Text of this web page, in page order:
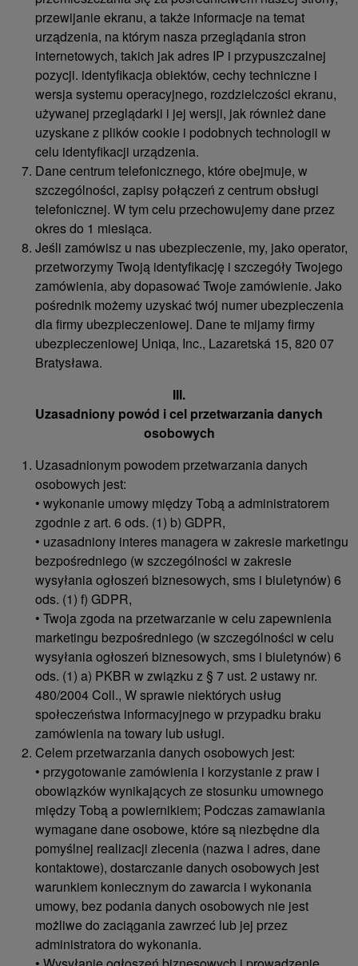
przewijanie ekranu, a także informacje na temat
urządzenia, na którym nasza przeglądania stron
internetowych, takich jak adres IP i przypuszczalnej
pozycji. identyfikacja obiektów, cechy techniczne i
wersja systemu operacyjnego, rozdzielczości ekranu,
używanej przeglądarki i jej wersji, jak również dane
uzyskane z plików cookie i podobnych technologii w
celu identyfikacji urządzenia.
Dane centrum telefonicznego, które obejmuje, w
szczególności, zapisy połączeń z centrum obsługi
telefonicznej. W tym celu przechowujemy dane przez
okres do 1 miesiąca.
Jeśli zamówisz u nas ubezpieczenie, my, jako operator,
przetworzymy Twoją identyfikację i szczegóły Twojego
zamówienia, aby dopasować Twoje zamówienie. Jako
pośrednik możemy uzyskać twój numer ubezpieczenia
dla firmy ubezpieczeniowej. Dane te mijamy firmy
ubezpieczeniowej Uniqa, Inc., Lazaretská 15, 820 07
Bratysława.
III.
Uzasadniony powód i cel przetwarzania danych
osobowych
Uzasadnionym powodem przetwarzania danych
osobowych jest:
• wykonanie umowy między Tobą a administratorem
zgodnie z art. 6 ods. (1) b) GDPR,
• uzasadniony interes managera w zakresie marketingu
bezpośredniego (w szczególności w zakresie
wysyłania ogłoszeń biznesowych, sms i biuletynów) 6
ods. (1) f) GDPR,
• Twoja zgoda na przetwarzanie w celu zapewnienia
marketingu bezpośredniego (w szczególności w celu
wysyłania ogłoszeń biznesowych, sms i biuletynów) 6
ods. (1) a) PKBR w związku z § 7 ust. 2 ustawy nr.
480/2004 Coll., W sprawie niektórych usług
społeczeństwa informacyjnego w przypadku braku
zamówienia na towary lub usługi.
Celem przetwarzania danych osobowych jest:
• przygotowanie zamówienia i korzystanie z praw i
obowiązków wynikających ze stosunku umownego
między Tobą a powiernikiem; Podczas zamawiania
wymagane dane osobowe, które są niezbędne dla
pomyślnej realizacji zlecenia (nazwa i adres, dane
kontaktowe), dostarczanie danych osobowych jest
warunkiem koniecznym do zawarcia i wykonania
umowy, bez podania danych osobowych nie jest
możliwe do zaciągania zawrzeć lub jej przez
administratora do wykonania.